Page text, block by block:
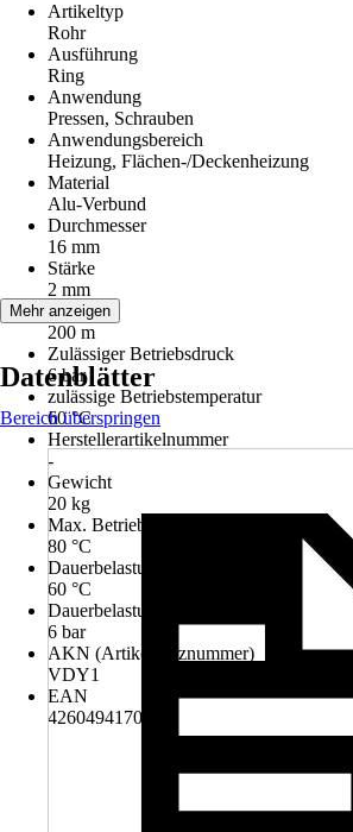
Artikeltyp
Rohr
Ausführung
Ring
Anwendung
Pressen, Schrauben
Anwendungsbereich
Heizung, Flächen-/Deckenheizung
Material
Alu-Verbund
Durchmesser
16 mm
Stärke
2 mm
Länge
200 m
Zulässiger Betriebsdruck
6 bar
zulässige Betriebstemperatur
60 °C
Herstellerartikelnummer
-
Gewicht
20 kg
Max. Betriebstemperatur
80 °C
Dauerbelastung Temperatur
60 °C
Dauerbelastung Druck
6 bar
AKN (Artikelkurznummer)
VDY1
EAN
4260494170177
Mehr anzeigen
Datenblätter
Bereich überspringen